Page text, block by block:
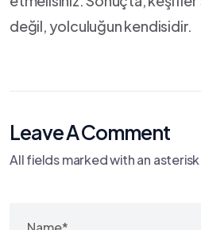
‌değil, yolculuğun kendisidir.
Leave A Comment
All fields marked with an